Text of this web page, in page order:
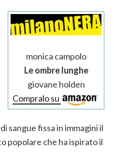
monica campolo
Le ombre lunghe
giovane holden
Compralo su
sangue fissa in immagini il
popolare che ha ispirato il